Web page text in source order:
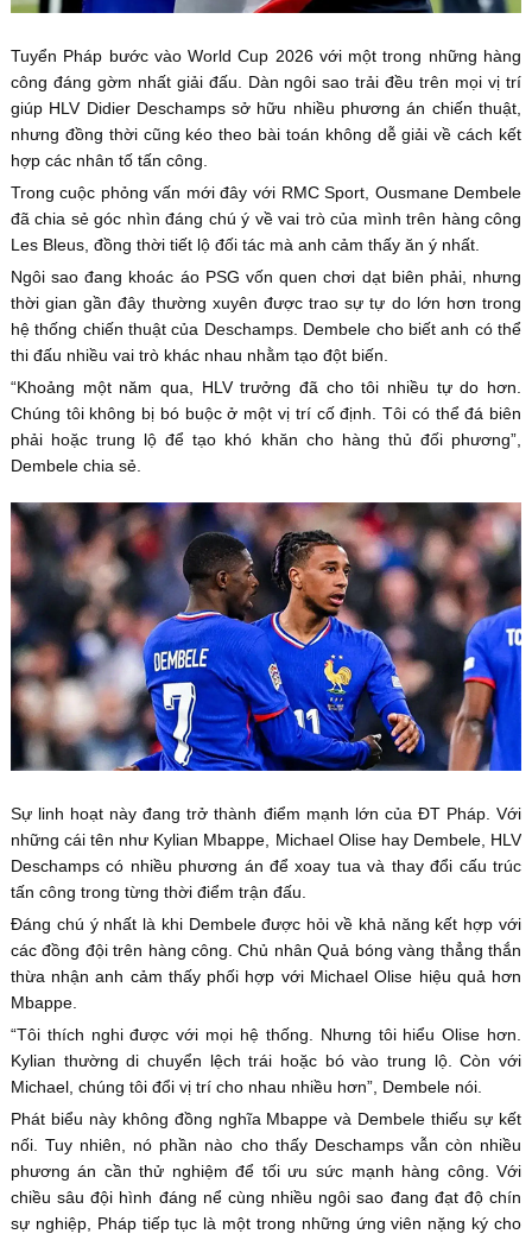
Tuyển Pháp bước vào World Cup 2026 với một trong những hàng
công đáng gờm nhất giải đấu. Dàn ngôi sao trải đều trên mọi vị trí
giúp HLV Didier Deschamps sở hữu nhiều phương án chiến thuật,
nhưng đồng thời cũng kéo theo bài toán không dễ giải về cách kết
hợp các nhân tố tấn công.
Trong cuộc phỏng vấn mới đây với RMC Sport, Ousmane Dembele
đã chia sẻ góc nhìn đáng chú ý về vai trò của mình trên hàng công
Les Bleus, đồng thời tiết lộ đối tác mà anh cảm thấy ăn ý nhất.
Ngôi sao đang khoác áo PSG vốn quen chơi dạt biên phải, nhưng
thời gian gần đây thường xuyên được trao sự tự do lớn hơn trong
hệ thống chiến thuật của Deschamps. Dembele cho biết anh có thể
thi đấu nhiều vai trò khác nhau nhằm tạo đột biến.
“Khoảng một năm qua, HLV trưởng đã cho tôi nhiều tự do hơn.
Chúng tôi không bị bó buộc ở một vị trí cố định. Tôi có thể đá biên
phải hoặc trung lộ để tạo khó khăn cho hàng thủ đối phương”,
Dembele chia sẻ.
Sự linh hoạt này đang trở thành điểm mạnh lớn của ĐT Pháp. Với
những cái tên như Kylian Mbappe, Michael Olise hay Dembele, HLV
Deschamps có nhiều phương án để xoay tua và thay đổi cấu trúc
tấn công trong từng thời điểm trận đấu.
Đáng chú ý nhất là khi Dembele được hỏi về khả năng kết hợp với
các đồng đội trên hàng công. Chủ nhân Quả bóng vàng thẳng thắn
thừa nhận anh cảm thấy phối hợp với Michael Olise hiệu quả hơn
Mbappe.
“Tôi thích nghi được với mọi hệ thống. Nhưng tôi hiểu Olise hơn.
Kylian thường di chuyển lệch trái hoặc bó vào trung lộ. Còn với
Michael, chúng tôi đổi vị trí cho nhau nhiều hơn”, Dembele nói.
Phát biểu này không đồng nghĩa Mbappe và Dembele thiếu sự kết
nối. Tuy nhiên, nó phần nào cho thấy Deschamps vẫn còn nhiều
phương án cần thử nghiệm để tối ưu sức mạnh hàng công. Với
chiều sâu đội hình đáng nể cùng nhiều ngôi sao đang đạt độ chín
sự nghiệp, Pháp tiếp tục là một trong những ứng viên nặng ký cho